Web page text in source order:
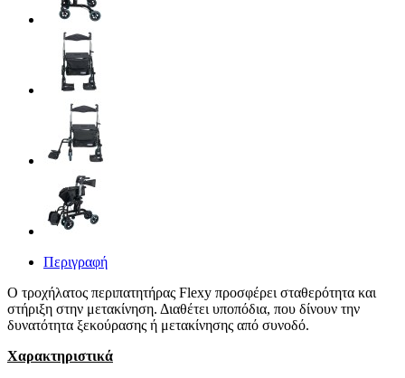
Περιγραφή
Ο τροχήλατος περιπατητήρας Flexy προσφέρει σταθερότητα και
στήριξη στην μετακίνηση. Διαθέτει υποπόδια, που δίνουν την
δυνατότητα ξεκούρασης ή μετακίνησης από συνοδό.
Χαρακτηριστικά